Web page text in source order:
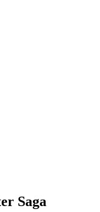
Saga